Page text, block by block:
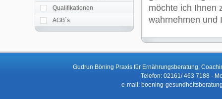
möchte ich Ihnen
wahrnehmen und
Qualifikationen
AGB´s
Gudrun Böning Praxis für Ernährungsberatung,
Telefon: 02161/ 463 7188 ·
e-mail: boening-